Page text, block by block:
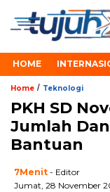
HOME
Home / Teknologi
PKH SD
Jumlah
Bantuan
7Menit - Editor
Jumat, 28 November